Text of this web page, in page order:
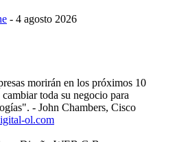
- 4 agosto 2026
morirán en los próximos 10
toda su negocio para
- John Chambers, Cisco
ol.com